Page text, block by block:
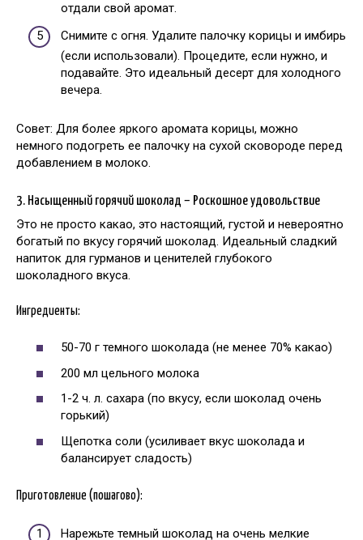
отдали свой аромат.
Снимите с огня. Удалите палочку корицы и имбирь
(если использовали). Процедите, если нужно, и
подавайте. Это идеальный десерт для холодного
вечера.
Совет: Для более яркого аромата корицы, можно
немного подогреть ее палочку на сухой сковороде перед
добавлением в молоко.
3. Насыщенный горячий шоколад – Роскошное удовольствие
Это не просто какао, это настоящий, густой и невероятно
богатый по вкусу горячий шоколад. Идеальный сладкий
напиток для гурманов и ценителей глубокого
шоколадного вкуса.
Ингредиенты:
50-70 г темного шоколада (не менее 70% какао)
200 мл цельного молока
1-2 ч. л. сахара (по вкусу, если шоколад очень
горький)
Щепотка соли (усиливает вкус шоколада и
балансирует сладость)
Приготовление (пошагово):
Нарежьте темный шоколад на очень мелкие